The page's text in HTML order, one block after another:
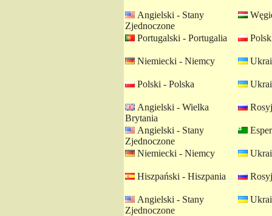
Angielski - Stany
Zjednoczone
Portugalski - Portugalia
Niemiecki - Niemcy
Polski - Polska
Angielski - Wielka
Brytania
Angielski - Stany
Zjednoczone
Niemiecki - Niemcy
Hiszpański - Hiszpania
Angielski - Stany
Zjednoczone